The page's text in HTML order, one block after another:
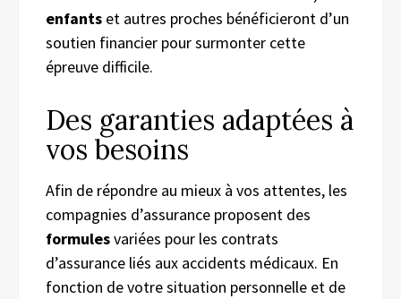
enfants et autres proches bénéficieront d’un
soutien financier pour surmonter cette
épreuve difficile.
Des garanties adaptées à
vos besoins
Afin de répondre au mieux à vos attentes, les
compagnies d’assurance proposent des
formulesvariées pour les contrats
d’assurance liés aux accidents médicaux. En
fonction de votre situation personnelle et de